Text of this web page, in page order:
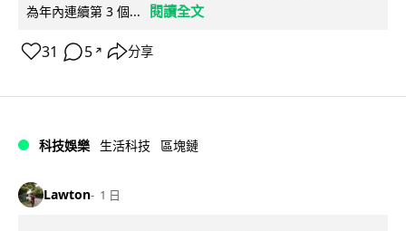
為年內連續第 3 個...
閱讀全文
31 5 ↗ 分享
科技娛樂 生活科技 區塊鏈
Lawton 1 日